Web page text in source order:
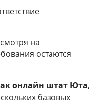
на
остаются
онлайн штат Юта,
базовых